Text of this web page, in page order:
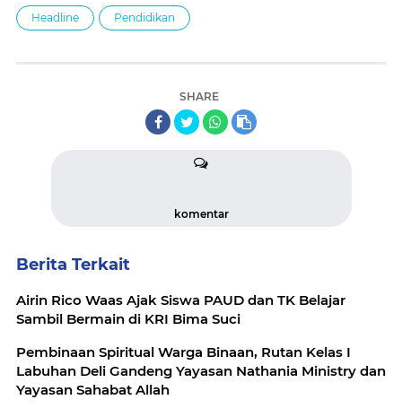
Headline Pendidikan
SHARE
komentar
Berita Terkait
Airin Rico Waas Ajak Siswa PAUD dan TK Belajar
Sambil Bermain di KRI Bima Suci
Pembinaan Spiritual Warga Binaan, Rutan Kelas I
Labuhan Deli Gandeng Yayasan Nathania Ministry dan
Yayasan Sahabat Allah